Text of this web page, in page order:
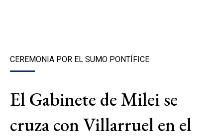
CEREMONIA POR EL SUMO PONTÍFICE
El Gabinete de Milei se
cruza con Villarruel en el